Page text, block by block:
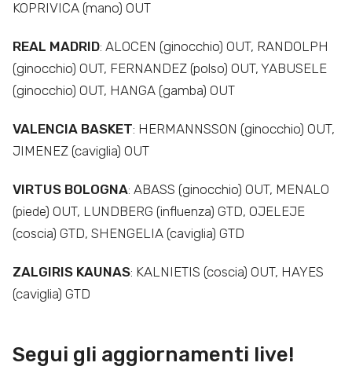
KOPRIVICA (mano) OUT
REAL MADRID: ALOCEN (ginocchio) OUT, RANDOLPH
(ginocchio) OUT, FERNANDEZ (polso) OUT, YABUSELE
(ginocchio) OUT, HANGA (gamba) OUT
VALENCIA BASKET: HERMANNSSON (ginocchio) OUT,
JIMENEZ (caviglia) OUT
VIRTUS BOLOGNA: ABASS (ginocchio) OUT, MENALO
(piede) OUT, LUNDBERG (influenza) GTD, OJELEJE
(coscia) GTD, SHENGELIA (caviglia) GTD
ZALGIRIS KAUNAS: KALNIETIS (coscia) OUT, HAYES
(caviglia) GTD
Segui gli aggiornamenti live!